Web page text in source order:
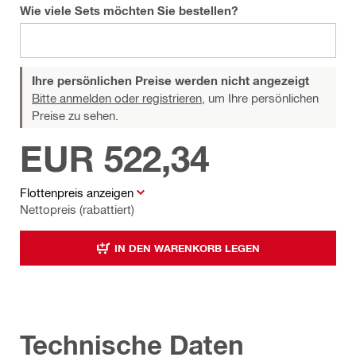
Wie viele Sets möchten Sie bestellen?
Ihre persönlichen Preise werden nicht angezeigt
Bitte anmelden oder registrieren, um Ihre persönlichen
Preise zu sehen.
Flottenpreis anzeigen
Nettopreis (rabattiert)
EUR 522,34
IN DEN WARENKORB LEGEN
Technische Daten